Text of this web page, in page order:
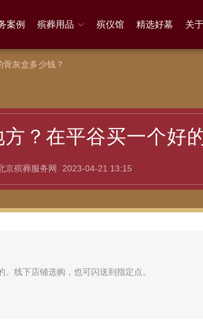
案例 殡葬用品 殡仪馆 精选好墓 关
灰盒多少钱？
？在平谷买一个好
京殡葬服务网 2023-04-21 13:15
线下店铺选购，也可闪送到指定点。